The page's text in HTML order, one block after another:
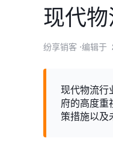
现代
纷享销客 ⋅编辑于
现代物流行
府的高度重
策措施以及